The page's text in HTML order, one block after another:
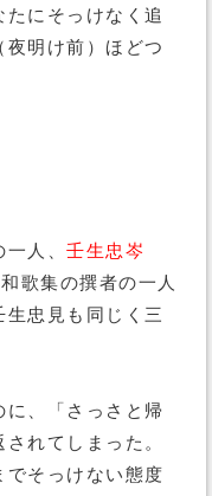
にそっけなく追
明け前）ほどつ
人、 壬生忠岑
歌集の撰者の一人
生忠見も同じく三
に、「さっさと帰
れてしまった。
でそっけない態度